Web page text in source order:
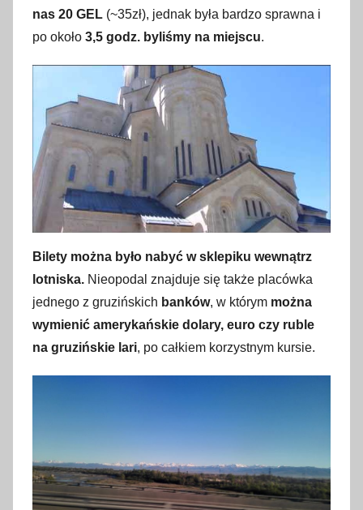
7
nas 20 GEL (~35zł), jednak była bardzo sprawna i
po około 3,5 godz. byliśmy na miejscu.
Bilety można było nabyć w sklepiku wewnątrz
lotniska. Nieopodal znajduje się także placówka
jednego z gruzińskich banków, w którym można
wymienić amerykańskie dolary, euro czy ruble
na gruzińskie lari, po całkiem korzystnym kursie.